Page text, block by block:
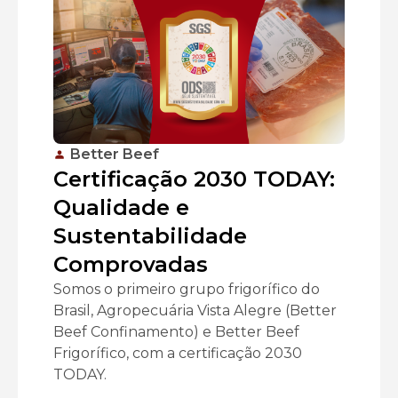
Better Beef
Certificação 2030 TODAY:
Qualidade e
Sustentabilidade
Comprovadas
Somos o primeiro grupo frigorífico do
Brasil, Agropecuária Vista Alegre (Better
Beef Confinamento) e Better Beef
Frigorífico, com a certificação 2030
TODAY.